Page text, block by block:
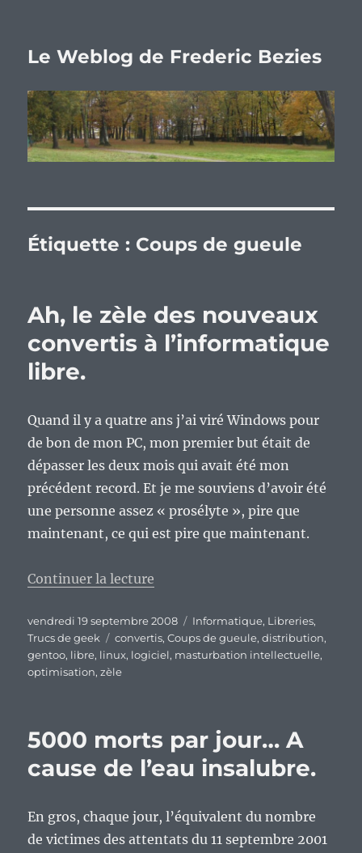
Le Weblog de Frederic Bezies
Étiquette : Coups de gueule
Ah, le zèle des nouveaux
convertis à l’informatique
libre.
Quand il y a quatre ans j’ai viré Windows pour
de bon de mon PC, mon premier but était de
dépasser les deux mois qui avait été mon
précédent record. Et je me souviens d’avoir été
une personne assez « prosélyte », pire que
maintenant, ce qui est pire que maintenant.
Continuer la lecture
Publié
le
vendredi 19 septembre 2008 Catégories
Informatique, Libreries,
Trucs de geek
Étiquettes
convertis,Coups de gueule,distribution,
gentoo, libre, linux, logiciel, masturbation intellectuelle,
optimisation,zèle
5000 morts par jour… A
cause de l’eau insalubre.
En gros, chaque jour, l’équivalent du nombre
de victimes des attentats du 11 septembre 2001